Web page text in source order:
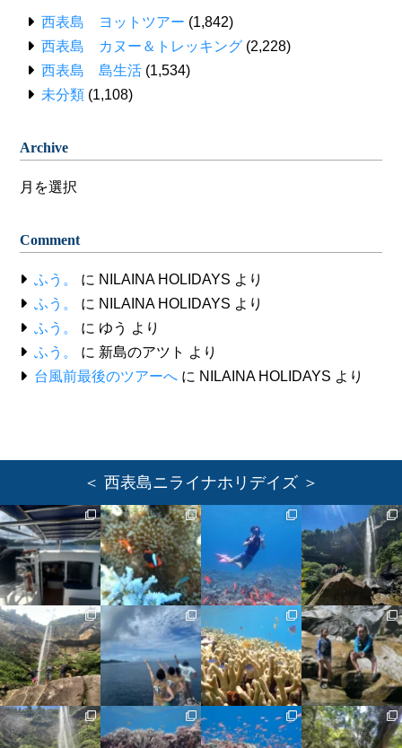
西表島 ヨットツアー (1,842)
西表島 カヌー＆トレッキング (2,228)
西表島 島生活 (1,534)
未分類 (1,108)
Archive
Archive
Comment
ふう。 に NILAINA HOLIDAYS より
ふう。
に NILAINA HOLIDAYS より
ふう。
に ゆう より
ふう。
に 新島のアツト より
台風前最後のツアーへ に NILAINA HOLIDAYS より
＜ 西表島ニライナホリデイズ ＞